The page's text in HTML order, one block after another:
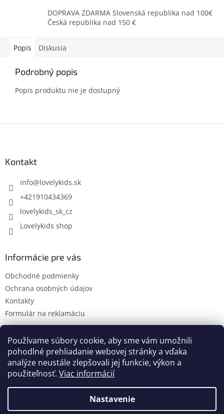
Používame súbory cookie, aby sme vám umožnili
pohodlné prehliadanie webovej stránky a vďaka
analýze neustále zlepšovali jej funkcie, výkon a
použiteľnosť. Viac informácií
Nastavenie
DOPRAVA ZDARMA Slovenská republika nad 100€
Česká republika nad 150 €
Popis Diskusia
Podrobný popis
Popis produktu nie je dostupný
Kontakt
info@lovelykids.sk
+421910434369
lovelykids_sk_cz
Lovelykids shop
Informácie pre vás
Obchodné podmienky
Ochrana osobných údajov
Kontakty
Formulár na reklamáciu
Kontakty Novinky
Vytvoril Shoptet